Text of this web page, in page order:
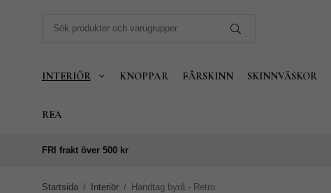
INTERIÖR KNOPPAR FÅRSKINN SKINNVÄSKOR
REA
FRI frakt över 500 kr
Startsida / Interiör / Handtag byrå - Retro